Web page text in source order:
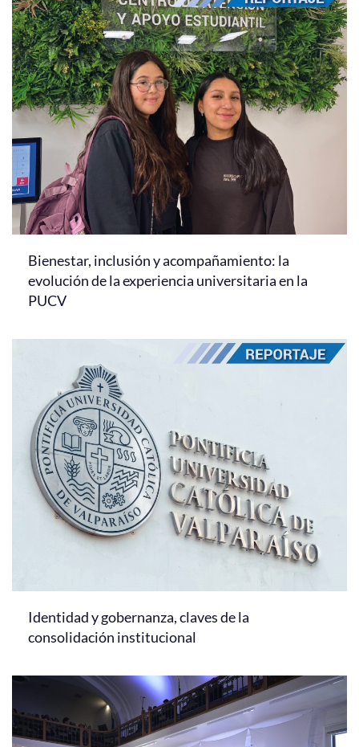
Bienestar, inclusión y acompañamiento: la
evolución de la experiencia universitaria en la
PUCV
Identidad y gobernanza, claves de la
consolidación institucional